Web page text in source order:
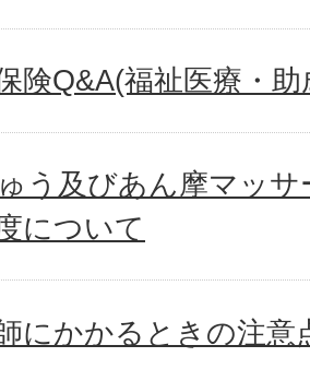
険Q&A(福祉医療・
う及びあん摩マッ
について
にかかるときの注意